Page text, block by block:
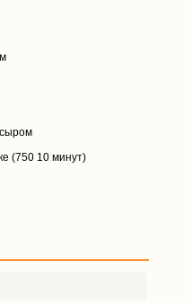
(750 10 минут)